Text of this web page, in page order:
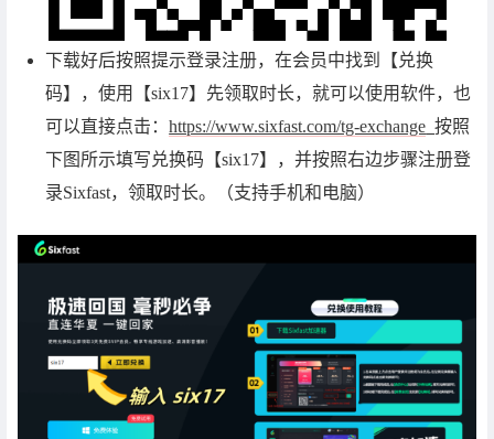
下载好后按照提示登录注册，在会员中找到【兑换
码】，使用【six17】先领取时长，就可以使用软件，也
可以直接点击：https://www.sixfast.com/tg-exchange 按照
下图所示填写兑换码【six17】，并按照右边步骤注册登
录Sixfast，领取时长。（支持手机和电脑）